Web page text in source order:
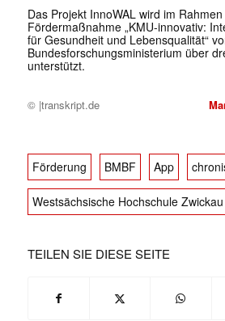
Das Projekt InnoWAL wird im
Fördermaßnahme „KMU-innovativ:
für Gesundheit und Lebensqualität“
Bundesforschungsministerium über
unterstützt.
© |transkript.de
Förderung BMBF App
Westsächsische Hochschule Zwickau
TEILEN SIE DIESE SEITE